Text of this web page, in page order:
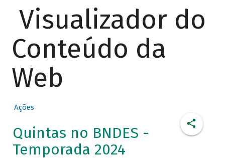
Visualizador do
Conteúdo da
Web
Ações
Quintas no BNDES -
Temporada 2024